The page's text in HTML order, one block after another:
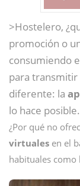
>Hostelero,
promoción o
consumiendo
para
diferente: la
lo hace posible.
¿Por qué no
virtuales en el
habituales como